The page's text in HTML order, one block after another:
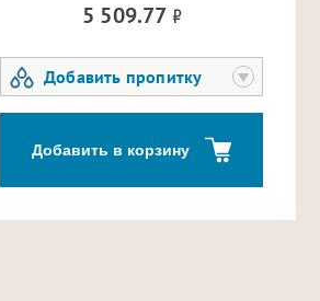
5 509.77
Добавить пропитку
Добавить в корзину